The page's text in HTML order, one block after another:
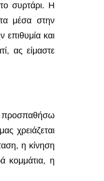
συρτάρι. Η
μέσα στην
επιθυμία και
ας είμαστε
προσπαθήσω
χρειάζεται
η κίνηση
κομμάτια, η